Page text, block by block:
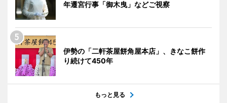
年遷宮行事「御木曳」などご視察
伊勢の「二軒茶屋餅角屋本店」、きなこ餅作
り続けて450年
もっと見る